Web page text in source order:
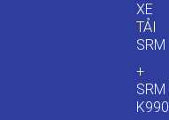
XE
TẢI
SRM
+
SRM
K990